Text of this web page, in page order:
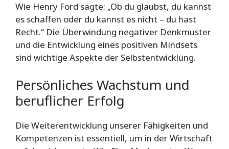
Wie Henry Ford sagte: „Ob du glaubst, du kannst
es schaffen oder du kannst es nicht – du hast
Recht.“ Die Überwindung negativer Denkmuster
und die Entwicklung eines positiven Mindsets
sind wichtige Aspekte der Selbstentwicklung.
Persönliches Wachstum und
beruflicher Erfolg
Die Weiterentwicklung unserer Fähigkeiten und
Kompetenzen ist essentiell, um in der Wirtschaft